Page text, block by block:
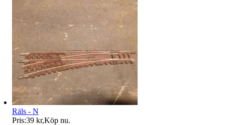
Räls - N
Pris:39 kr,Köp nu.